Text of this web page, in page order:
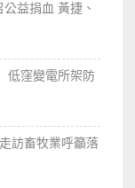
益捐血 黃捷、
低窪變電所架防
訪畜牧業呼籲落